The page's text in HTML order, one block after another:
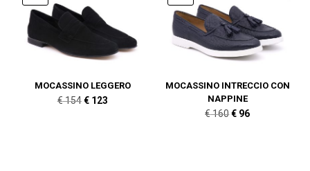
€ 140.
MOCASSINO LEGGERO
€154 Il
€123Il
MOCASSINO INTRECCIO CON
NAPPINE
€160Il
€ 96Il